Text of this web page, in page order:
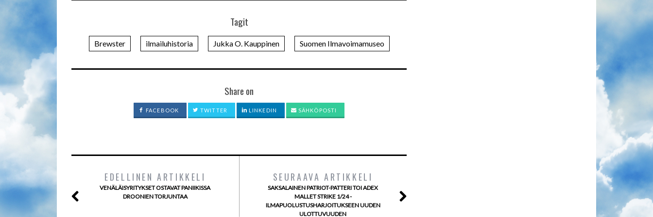
Tagit
Brewster ilmailuhistoria Jukka O. Kauppinen Suomen Ilmavoimamuseo
Share on
FACEBOOK TWITTER LINKEDIN SÄHKÖPOSTI
EDELLINEN ARTIKKELI
VENÄLÄISYRITYKSET OSTAVAT PANIIKISSA
DROONIEN TORJUNTAA
SEURAAVA ARTIKKELI
SAKSALAINEN PATRIOT-PATTERI TOI ADEX
MALLET STRIKE 1/24 -
ILMAPUOLUSTUSHARJOITUKSEEN UUDEN
ULOTTUVUUDEN